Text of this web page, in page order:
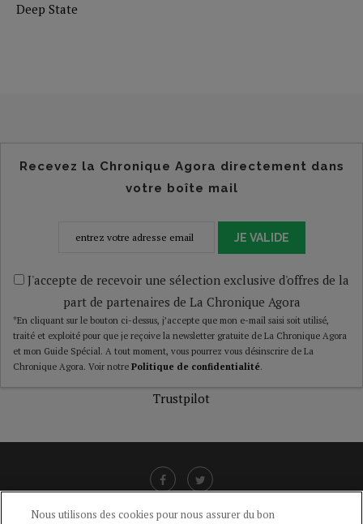
Deep State
Recevez la Chronique Agora directement dans
votre boîte mail
JE VALIDE
J'accepte de recevoir une sélection exclusive d'offres de la
part de partenaires de La Chronique Agora
*En cliquant sur le bouton ci-dessus, j’accepte que mon e-mail saisi soit utilisé,
traité et exploité pour que je reçoive la newsletter gratuite de La Chronique Agora
et mon Guide Spécial. A tout moment, vous pourrez vous désinscrire de La
Chronique Agora. Voir notre Politique de confidentialité.
Trustpilot
Nous utilisons des cookies pour nous assurer du bon